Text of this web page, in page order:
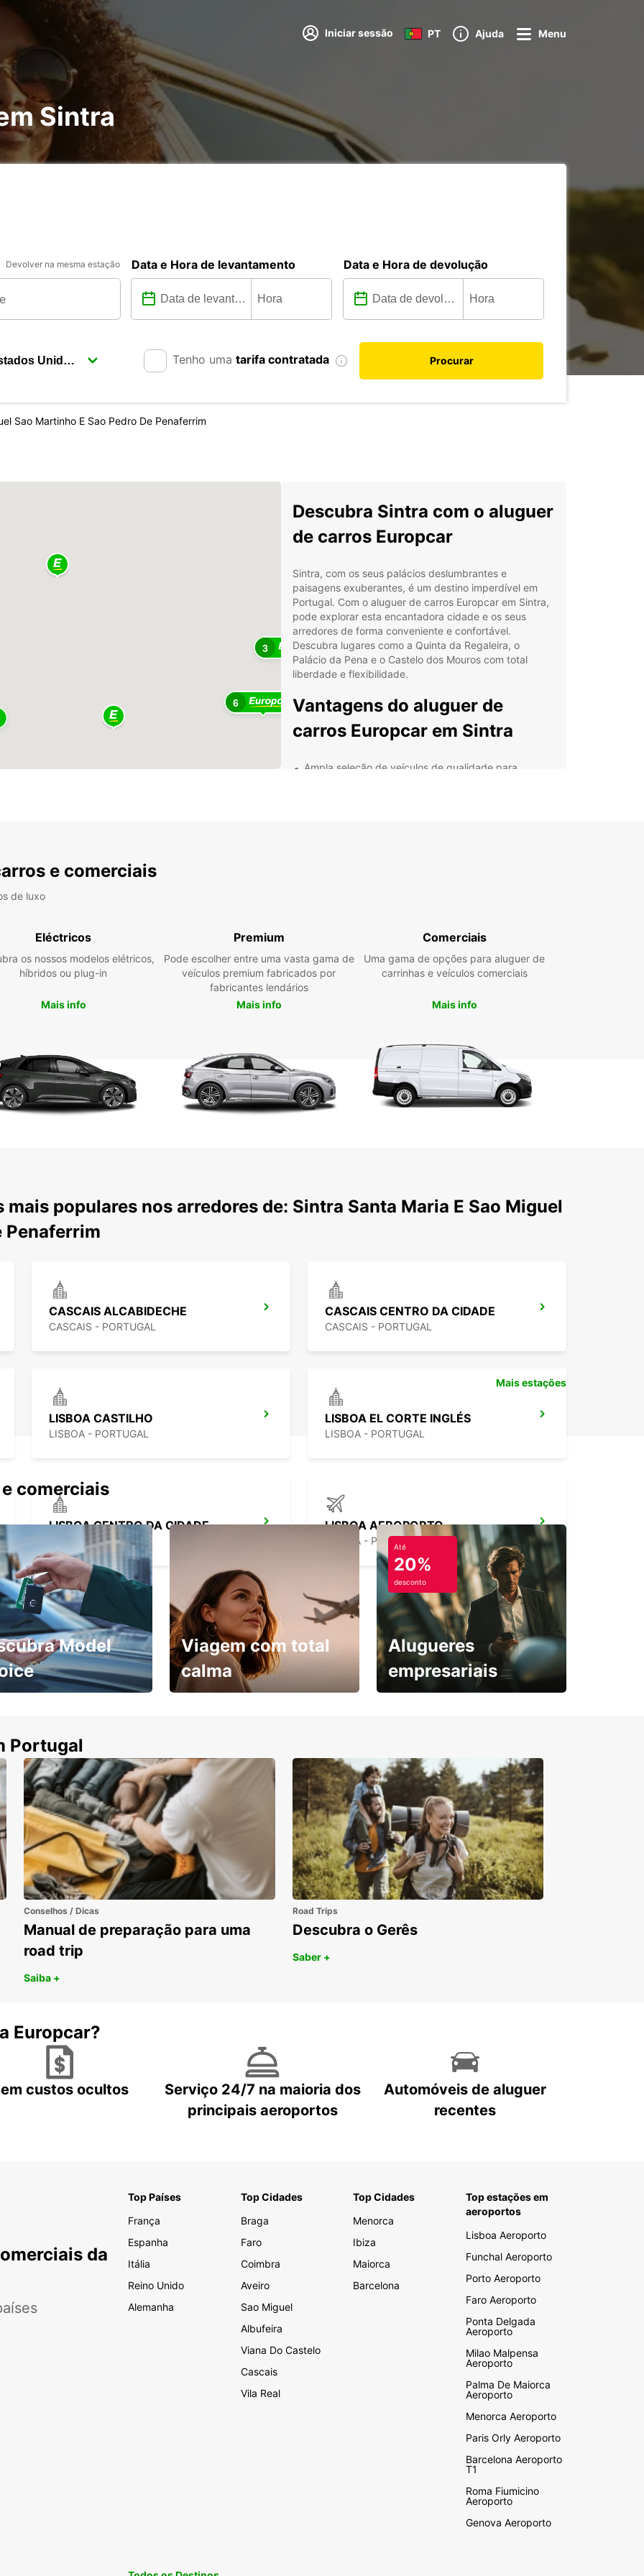
Iniciar sessão PT Ajuda Menu
Sintra
Devolver na mesma estação Data e Hora de levantamento Data e Hora de devolução
Tenho uma tarifa contratada Procurar
Sao Martinho E Sao Pedro De Penaferrim
6
3
Descubra Sintra com o aluguer
de carros Europcar
Sintra, com os seus palácios deslumbrantes e
paisagens exuberantes, é um destino imperdível em
Portugal. Com o aluguer de carros Europcar em Sintra,
pode explorar esta encantadora cidade e os seus
arredores de forma conveniente e confortável.
Descubra lugares como a Quinta da Regaleira, o
Palácio da Pena e o Castelo dos Mouros com total
liberdade e flexibilidade.
Vantagens do aluguer de
carros Europcar em Sintra
Ampla seleção de veículos de qualidade para
planear o seu itinerário de acordo com as suas
preferências e explorar a região no seu próprio ritmo.
Desfrute de uma experiência de viagem inesquecível
com a Europcar!
e comerciais
de luxo
Eléctricos
os nossos modelos elétricos,
híbridos ou plug-in
Mais info
Premium
Pode escolher entre uma vasta gama de
veículos premium fabricados por
fabricantes lendários
Mais info
Comerciais
Uma gama de opções para aluguer de
carrinhas e veículos comerciais
Mais info
populares nos arredores de: Sintra Santa Maria E Sao Miguel
Penaferrim
CASCAIS ALCABIDECHE
CASCAIS - PORTUGAL
CASCAIS CENTRO DA CIDADE
CASCAIS - PORTUGAL
LISBOA CASTILHO
LISBOA - PORTUGAL
LISBOA EL CORTE INGLÉS
LISBOA - PORTUGAL
LISBOA CENTRO DA CIDADE
LISBOA - PORTUGAL
LISBOA AEROPORTO
LISBOA - PORTUGAL
Mais estações
comerciais
Model
Viagem com total
calma
Até
20%
desconto
Alugueres
empresariais
Portugal
Conselhos / Dicas
Manual de preparação para uma
road trip
Saiba +
Road Trips
Descubra o Gerês
Saber +
Europcar?
custos ocultos
Serviço 24/7 na maioria dos
principais aeroportos
Automóveis de aluguer
recentes
da
Top Países
França
Espanha
Itália
Reino Unido
Alemanha
Top Cidades
Braga
Faro
Coimbra
Aveiro
Sao Miguel
Albufeira
Viana Do Castelo
Cascais
Vila Real
Top Cidades
Menorca
Ibiza
Maiorca
Barcelona
Top estações em
aeroportos
Lisboa Aeroporto
Funchal Aeroporto
Porto Aeroporto
Faro Aeroporto
Ponta Delgada
Aeroporto
Milao Malpensa
Aeroporto
Palma De Maiorca
Aeroporto
Menorca Aeroporto
Paris Orly Aeroporto
Barcelona Aeroporto
T1
Roma Fiumicino
Aeroporto
Genova Aeroporto